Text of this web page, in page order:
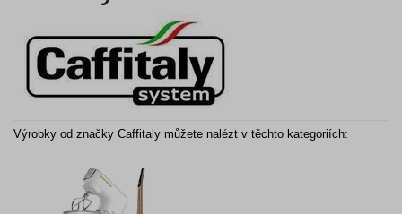
Výrobky od značky Caffitaly můžete nalézt v těchto kategoriích: